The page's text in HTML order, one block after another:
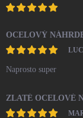
Naprosto super
ZLATÉ OCELOVÉ